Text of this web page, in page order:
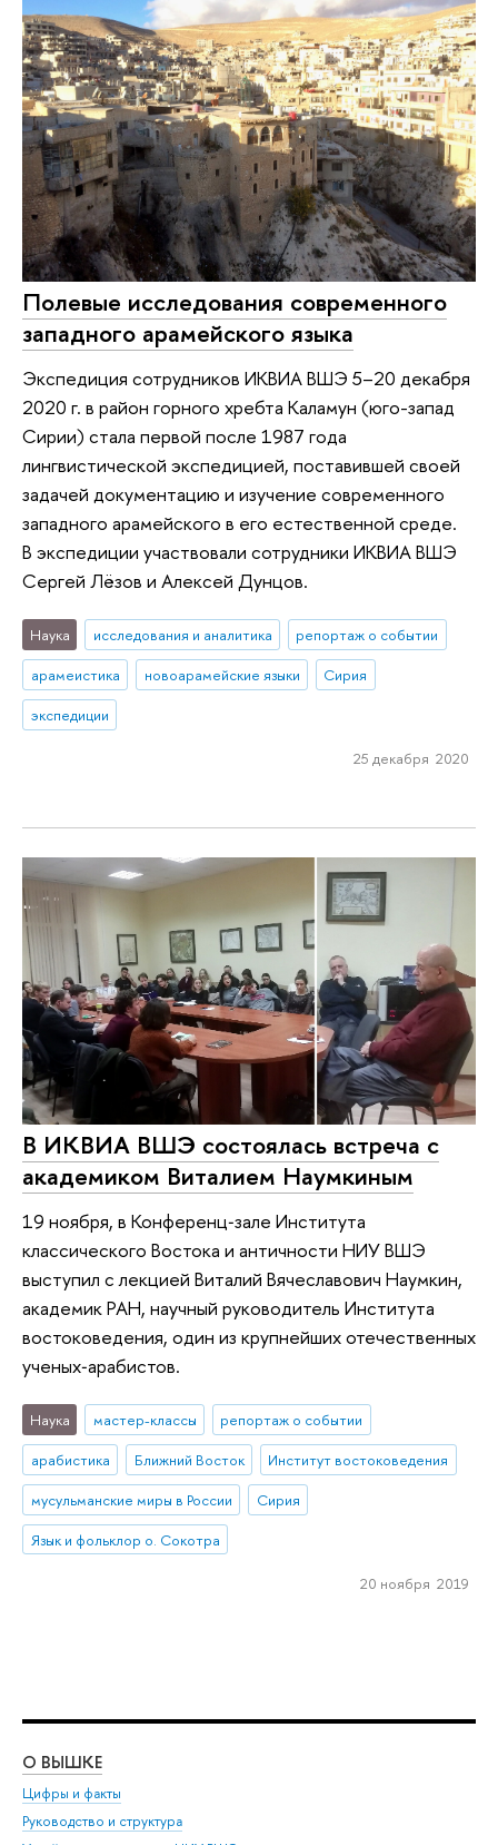
Полевые исследования современного
западного арамейского языка
Экспедиция сотрудников ИКВИА ВШЭ 5–20 декабря
2020 г. в район горного хребта Каламун (юго-запад
Сирии) стала первой после 1987 года
лингвистической экспедицией, поставившей своей
задачей документацию и изучение современного
западного арамейского в его естественной среде.
В экспедиции участвовали сотрудники ИКВИА ВШЭ
Сергей Лёзов и Алексей Дунцов.
Наука исследования и аналитика
репортаж о событии
арамеистика
новоарамейские языки
Сирия
экспедиции
25 декабря 2020
В ИКВИА ВШЭ состоялась встреча с
академиком Виталием Наумкиным
19 ноября, в Конференц‑зале Института
классического Востока и античности НИУ ВШЭ
выступил с лекцией Виталий Вячеславович Наумкин,
академик РАН, научный руководитель Института
востоковедения, один из крупнейших отечественных
ученых‑арабистов.
Наука мастер-классы
репортаж о событии
арабистика
Ближний Восток
Институт востоковедения
мусульманские миры в России
Сирия
Язык и фольклор о. Сокотра
20 ноября 2019
О ВЫШКЕ
Цифры и факты
Руководство и структура